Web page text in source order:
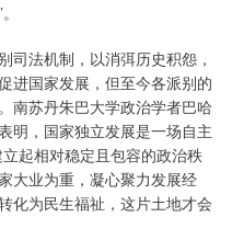
司法机制，以消弭历史积怨，
进国家发展，但至今各派别的
南苏丹朱巴大学政治学者巴哈
明，国家独立发展是一场自主
起相对稳定且包容的政治秩
大业为重，凝心聚力发展经
化为民生福祉，这片土地才会